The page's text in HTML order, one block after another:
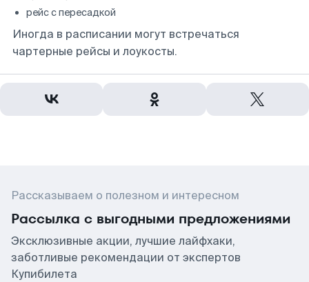
рейс с пересадкой
Иногда в расписании могут встречаться
чартерные рейсы и лоукосты.
Рассказываем о полезном и интересном
Рассылка с выгодными предложениями
Эксклюзивные акции, лучшие лайфхаки,
заботливые рекомендации от экспертов
Купибилета